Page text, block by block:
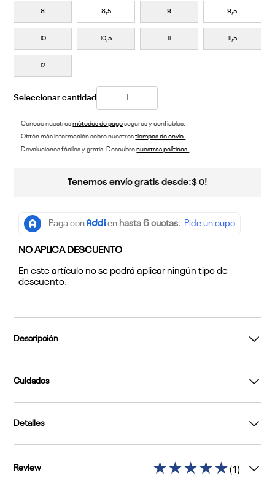
8 8,5 9 9,5
10 10,5 11 11,5
12
Conoce nuestrosmétodos de pagoseguros y confiables.
Obtén más información sobre nuestrostiempos de envío.
Devoluciones fáciles y gratis. Descubrenuestras políticas.
Tenemos envío gratis desde:$ 0!
NO APLICA DESCUENTO
En este artículo no se podrá aplicar ningún tipo de
descuento.
Descripción
Cuidados
Detalles
Review ★★★★★(1)